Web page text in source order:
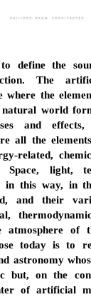
define the
The
where the
world
and
all the
related,
Space, light,
in this way, in
and their
atmosphere of
today is to
astronomy
but, on the
of artificial